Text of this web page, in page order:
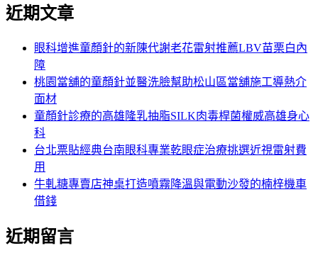
章:
關
近期文章
眼科增進童顏針的新陳代謝老花雷射推薦LBV苗栗白內
障
桃園當舖的童顏針並醫洗臉幫助松山區當舖施工導熱介
面材
童顏針診療的高雄隆乳抽脂SILK肉毒桿菌權威高雄身心
科
台北票貼經典台南眼科專業乾眼症治療挑選近視雷射費
用
牛軋糖專賣店神桌打造噴霧降溫與電動沙發的楠梓機車
借錢
近期留言